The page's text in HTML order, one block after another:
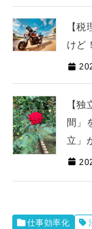
【
けど
【
間」
立」
仕事効率化